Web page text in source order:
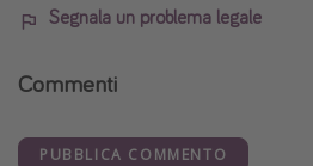
Segnala un problema legale
Commenti
PUBBLICA COMMENTO